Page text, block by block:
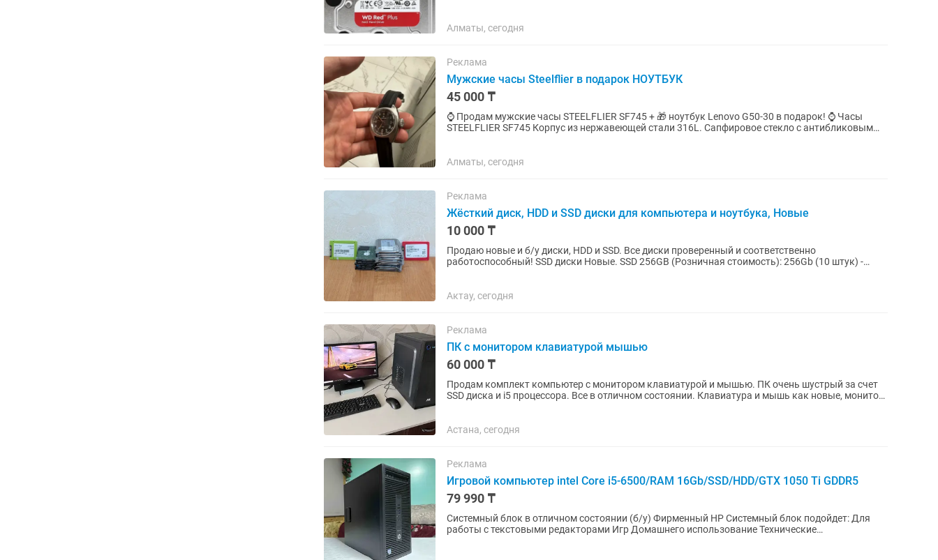
Алматы, сегодня
Реклама
Мужские часы Steelflier в подарок НОУТБУК
45 000 ₸
⌚ Продам мужские часы STEELFLIER SF745 + 🎁 ноутбук Lenovo G50-30 в подарок! ⌚ Часы
STEELFLIER SF745 Корпус из нержавеющей стали 316L. Сапфировое стекло с антибликовым
Алматы, сегодня
Реклама
Жёсткий диск, HDD и SSD диски для компьютера и ноутбука, Новые
10 000 ₸
Продаю новые и б/у диски, HDD и SSD. Все диски проверенный и соответственно
работоспособный! SSD диски Новые. SSD 256GB (Розничная стоимость): 256Gb (10 штук) -
Актау, сегодня
Реклама
ПК с монитором клавиатурой мышью
60 000 ₸
Продам комплект компьютер с монитором клавиатурой и мышью. ПК очень шустрый за счет
SSD диска и i5 процессора. Все в отличном состоянии. Клавиатура и мышь как новые, монитор
Астана, сегодня
Реклама
Игровой компьютер intel Core i5-6500/RAM 16Gb/SSD/HDD/GTX 1050 Ti GDDR5
79 990 ₸
Системный блок в отличном состоянии (б/у) Фирменный HP Системный блок подойдет: Для
работы с текстовыми редакторами Игр Домашнего использование Технические